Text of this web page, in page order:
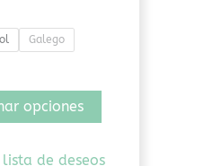
Galego
opciones
de deseos